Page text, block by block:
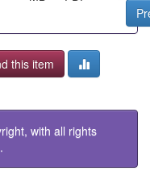
this item
with all rights